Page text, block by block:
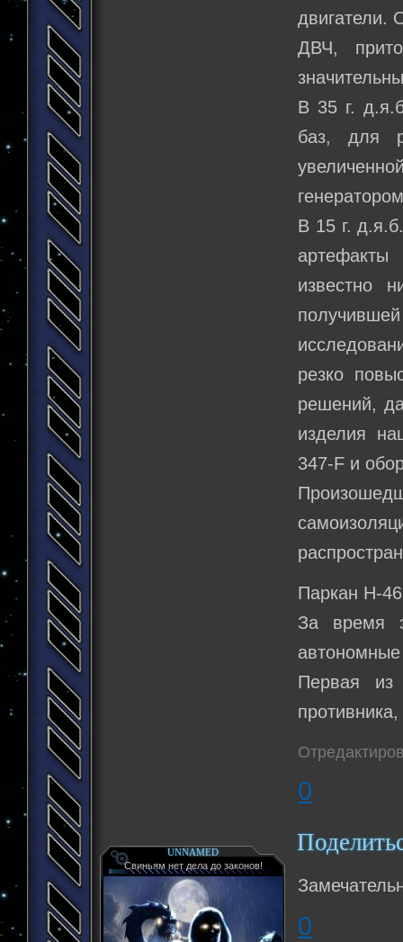
двигатели.
ДВЧ,
В 35 г.
баз, для
В 15 г.
известно
резко
решений,
изделия
347-F и
Паркан H-
За время
Первая из
0
UNNAMED
Свиньям нет дела до законов!
0